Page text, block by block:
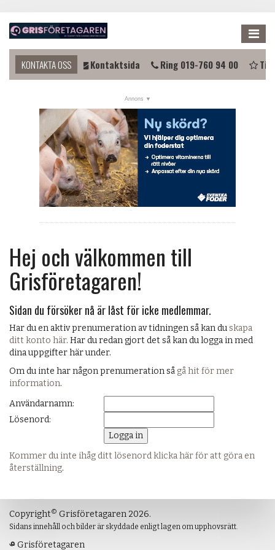
NYHETER
KALENDER
LÄNKAR
ANNONSERA
PRENUMERERA
OM OSS
KONTAKTA OSS
komma i kontakt? Kontaktsida Ring 019-760 94 00
Hej och välkommen till
Grisföretagaren!
Sidan du försöker nå är låst för icke medlemmar.
Har du en aktiv prenumeration av tidningen så kan duskapa
ditt konto här. Har du redan gjort det så kan du logga in med
dina uppgifter här under.
Om du inte har någon prenumeration så gå hit för mer
information.
Användarnamn:
Lösenord:
Kommer du inte ihåg ditt lösenord klicka här för att göra en
återställning.
Copyright© Grisföretagaren 2026.
Sidans innehåll och bilder är skyddade enligt lagen om upphovsrätt.
Grisföretagaren